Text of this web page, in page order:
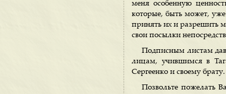
меня особенную
которые, быть может,
принять их и разрешить
свои посылки
Подписным листам
лицам, учившимся в
Сергеенко и своему брату.
Позвольте пожелать